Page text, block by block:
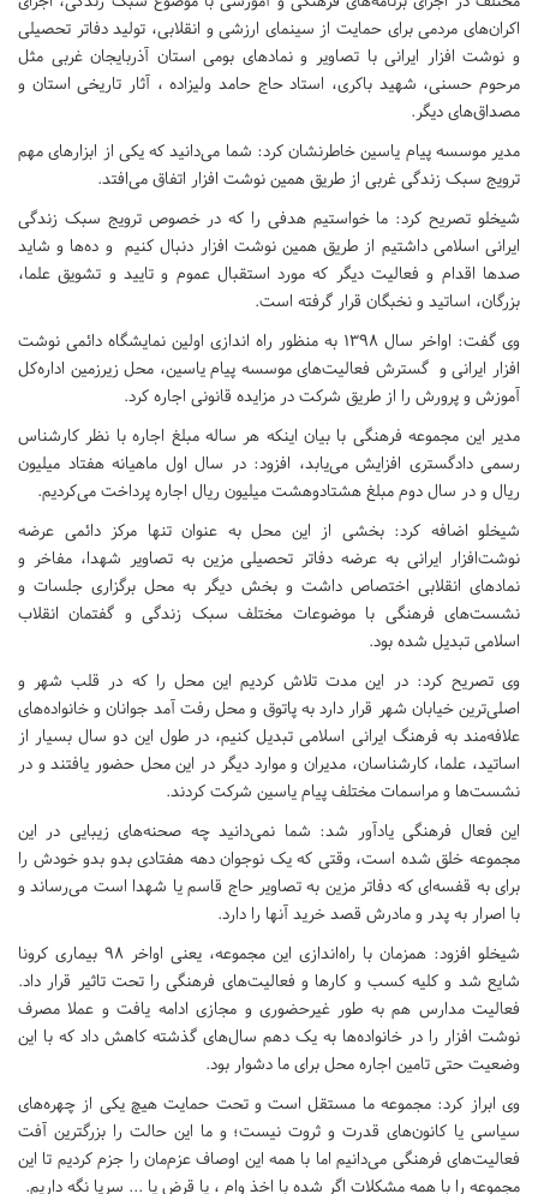
اکران‌های مردمی برای حمایت از سینمای ارزشی و انقلابی، تولید دفاتر تحصیلی
و نوشت افزار ایرانی با تصاویر و نمادهای بومی استان آذربایجان غربی مثل
مرحوم حسنی، شهید باکری، استاد حاج حامد ولیزاده ، آثار تاریخی استان و
مصداق‌های دیگر.
مدیر موسسه پیام یاسین خاطرنشان کرد: شما می‌دانید که یکی از ابزارهای مهم
ترویج سبک زندگی غربی از طریق همین نوشت افزار اتفاق می‌افتد.
شیخلو تصریح کرد: ما خواستیم هدفی را که در خصوص ترویج سبک زندگی
ایرانی اسلامی داشتیم از طریق همین نوشت افزار دنبال کنیم و ده‌ها و شاید
صدها اقدام و فعالیت دیگر که مورد استقبال عموم و تایید و تشویق علما،
بزرگان، اساتید و نخبگان قرار گرفته است.
وی گفت: اواخر سال ۱۳۹۸ به منظور راه اندازی اولین نمایشگاه دائمی نوشت
افزار ایرانی و گسترش فعالیت‌های موسسه پیام یاسین، محل زیرزمین اداره‌کل
آموزش و پرورش را از طریق شرکت در مزایده قانونی اجاره کرد.
مدیر این مجموعه فرهنگی با بیان اینکه هر ساله مبلغ اجاره با نظر کارشناس
رسمی دادگستری افزایش می‌یابد، افزود: در سال اول ماهیانه هفتاد میلیون
ریال و در سال دوم مبلغ هشتادوهشت میلیون ریال اجاره پرداخت می‌کردیم.
شیخلو اضافه کرد: بخشی از این محل به عنوان تنها مرکز دائمی عرضه
نوشت‌افزار ایرانی به عرضه دفاتر تحصیلی مزین به تصاویر شهدا، مفاخر و
نمادهای انقلابی اختصاص داشت و بخش دیگر به محل برگزاری جلسات و
نشست‌های فرهنگی با موضوعات مختلف سبک زندگی و گفتمان انقلاب
اسلامی تبدیل شده بود.
وی تصریح کرد: در این مدت تلاش کردیم این محل را که در قلب شهر و
اصلی‌ترین خیابان شهر قرار دارد به پاتوق و محل رفت آمد جوانان و خانواده‌های
علافه‌مند به فرهنگ ایرانی اسلامی تبدیل کنیم، در طول این دو سال بسیار از
اساتید، علما، کارشناسان، مدیران و موارد دیگر در این محل حضور یافتند و در
نشست‌ها و مراسمات مختلف پیام یاسین شرکت کردند.
این فعال فرهنگی یادآور شد: شما نمی‌دانید چه صحنه‌های زیبایی در این
مجموعه خلق شده است، وقتی که یک نوجوان دهه هفتادی بدو بدو خودش را
برای به قفسه‌ای که دفاتر مزین به تصاویر حاج قاسم یا شهدا است می‌رساند و
با اصرار به پدر و مادرش قصد خرید آنها را دارد.
شیخلو افزود: همزمان با راه‌اندازی این مجموعه، یعنی اواخر ۹۸ بیماری کرونا
شایع شد و کلیه کسب و کارها و فعالیت‌های فرهنگی را تحت تاثیر قرار داد.
فعالیت مدارس هم به طور غیرحضوری و مجازی ادامه یافت و عملا مصرف
نوشت افزار را در خانواده‌ها به یک دهم سال‌های گذشته کاهش داد که با این
وضعیت حتی تامین اجاره محل برای ما دشوار بود.
وی ابراز کرد: مجموعه ما مستقل است و تحت حمایت هیچ یکی از چهره‌های
سیاسی یا کانون‌های قدرت و ثروت نیست؛ و ما این حالت را بزرگترین آفت
فعالیت‌های فرهنگی می‌دانیم اما با همه این اوصاف عزم‌مان را جزم کردیم تا این
مجموعه را با همه مشکلات اگر شده با اخذ وام ، یا قرض یا ... سرپا نگه داریم.